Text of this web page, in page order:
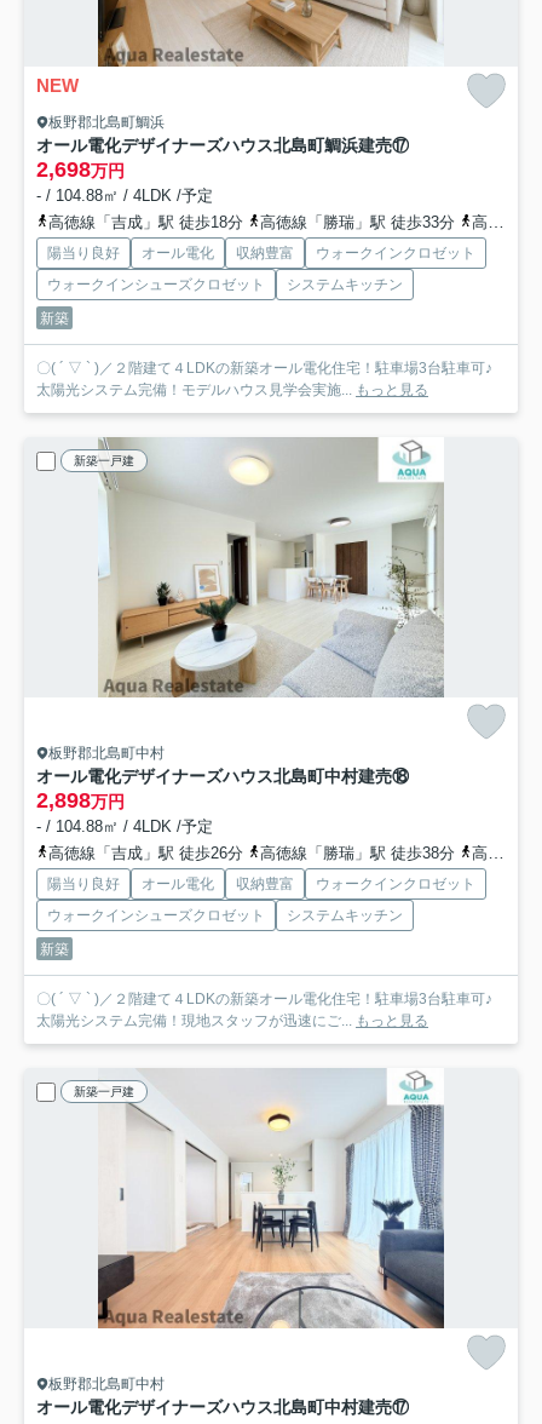
NEW
板野郡北島町鯛浜
オール電化デザイナーズハウス北島町鯛浜建売⑰
2,698万円
- / 104.88㎡ / 4LDK /予定
高徳線「吉成」駅 徒歩18分
高徳線「勝瑞」駅 徒歩33分 高徳線「佐古」駅 徒歩69分
陽当り良好 オール電化 収納豊富
ウォークインクロゼット
ウォークインシューズクロゼット
システムキッチン
新築
〇( ´ ▽ ` )／２階建て４LDKの新築オール電化住宅！駐車場3台駐車可♪
太陽光システム完備！モデルハウス見学会実施... もっと見る
新築一戸建
板野郡北島町中村
オール電化デザイナーズハウス北島町中村建売⑱
2,898万円
- / 104.88㎡ / 4LDK /予定
高徳線「吉成」駅 徒歩26分
高徳線「勝瑞」駅 徒歩38分 高徳線「池谷」駅 徒歩56分
陽当り良好 オール電化 収納豊富
ウォークインクロゼット
ウォークインシューズクロゼット
システムキッチン
新築
〇( ´ ▽ ` )／２階建て４LDKの新築オール電化住宅！駐車場3台駐車可♪
太陽光システム完備！現地スタッフが迅速にご... もっと見る
新築一戸建
板野郡北島町中村
オール電化デザイナーズハウス北島町中村建売⑰